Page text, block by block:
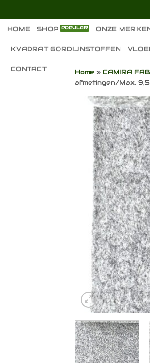
inhoud
HOME SHOP ONZE
KVADRAT GORDIJNSTOFFEN
CONTACT Home » CAMIRA
afmetingen/Max.